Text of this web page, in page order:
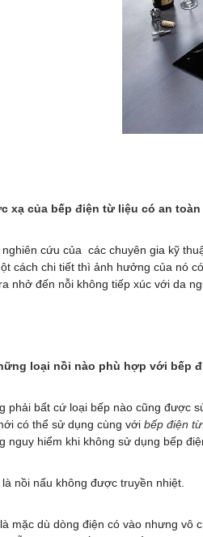
xạ của bếp điện từ liệu có an
nghiên cứu của các chuyên gia kỹ
cách chi tiết thì ảnh hưởng của nó
nhở đến nỗi không tiếp xúc với da
loại nồi nào phù hợp với bếp
phải bất cứ loại bếp nào cũng được
có thể sử dụng cùng với bếp điện từ.
nguy hiểm khi không sử dụng bếp
nồi nấu không được truyền nhiệt.
mặc dù dòng điện có vào nhưng vô